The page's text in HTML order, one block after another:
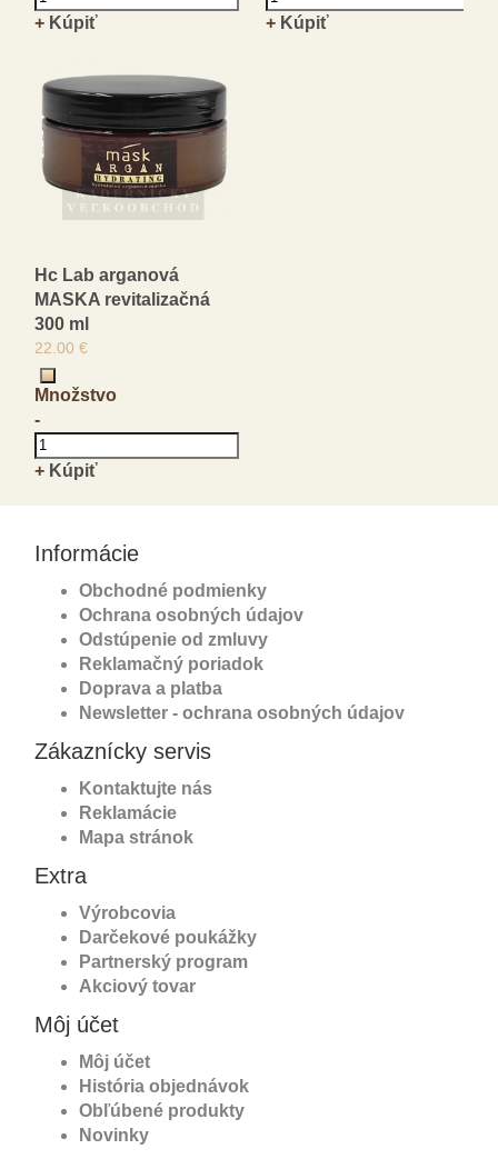
+ Kúpiť + Kúpiť
Hc Lab arganová
MASKA revitalizačná
300 ml
22.00 €
Množstvo
-
+ Kúpiť
Informácie
Obchodné podmienky
Ochrana osobných údajov
Odstúpenie od zmluvy
Reklamačný poriadok
Doprava a platba
Newsletter - ochrana osobných údajov
Zákaznícky servis
Kontaktujte nás
Reklamácie
Mapa stránok
Extra
Výrobcovia
Darčekové poukážky
Partnerský program
Akciový tovar
Môj účet
Môj účet
História objednávok
Obľúbené produkty
Novinky